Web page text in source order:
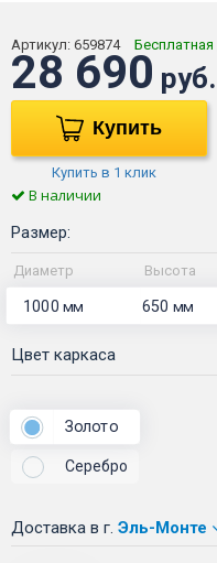
Артикул: 659874
28 690 руб.
Купить
Купить в 1 клик
В наличии
Размер:
Диаметр Высота
1000 мм 650 мм
Цвет каркаса
Золото
Серебро
Доставка в г. Эль-Монте